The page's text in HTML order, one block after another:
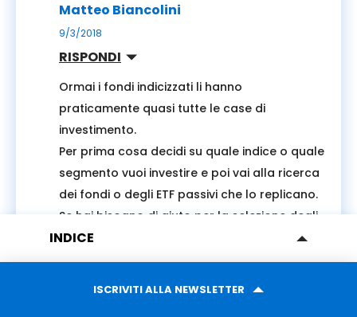
INDICE
ISCRIVITI ALLA NEWSLETTER
Matteo Biancolini
9/3/2018
RISPONDI
Ormai i fondi indicizzati li hanno
praticamente quasi tutte le case di
investimento.
Per prima cosa decidi su quale indice o quale
segmento vuoi investire e poi vai alla ricerca
dei fondi o degli ETF passivi che lo replicano.
Se hai bisogno di aiuto per la selezione degli
strumenti migliori, puoi scrivermi a
matteo@mypecunia.com.